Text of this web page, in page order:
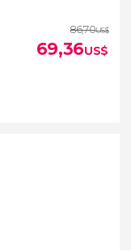
all'Isola di Tiran
86,70US$
69,36US$